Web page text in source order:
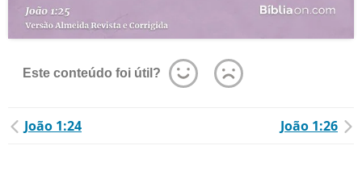
Este conteúdo foi útil?
João 1:24 João 1:26